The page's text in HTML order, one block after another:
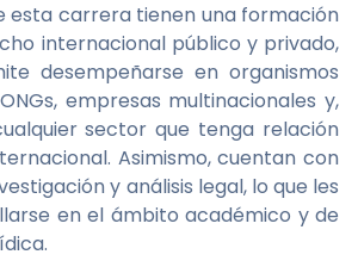
esta carrera tienen una formación
internacional público y privado,
desempeñarse en organismos
empresas multinacionales y,
sector que tenga relación
Asimismo, cuentan con
y análisis legal, lo que les
en el ámbito académico y de